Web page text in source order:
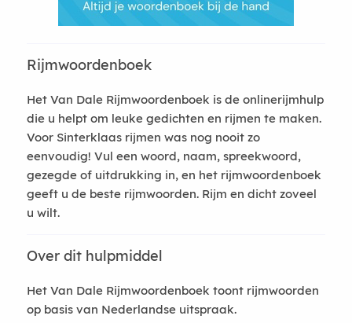
Rijmwoordenboek
Het Van Dale Rijmwoordenboek is de onlinerijmhulp
die u helpt om leuke gedichten en rijmen te maken.
Voor Sinterklaas rijmen was nog nooit zo
eenvoudig! Vul een woord, naam, spreekwoord,
gezegde of uitdrukking in, en het rijmwoordenboek
geeft u de beste rijmwoorden. Rijm en dicht zoveel
u wilt.
Over dit hulpmiddel
Het Van Dale Rijmwoordenboek toont rijmwoorden
op basis van Nederlandse uitspraak.